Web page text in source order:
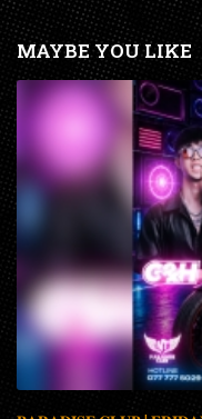
MAYBE YOU LIKE